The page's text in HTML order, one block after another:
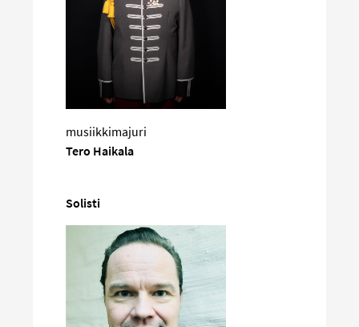
musiikkimajuri
Tero Haikala
Solisti